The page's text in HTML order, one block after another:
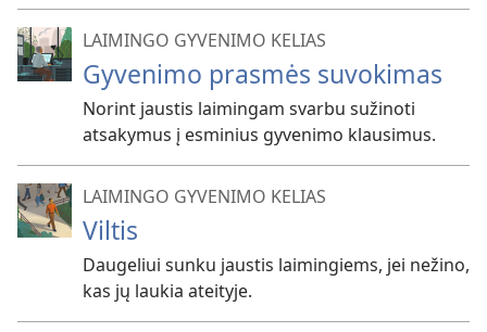
LAIMINGO GYVENIMO KELIAS
Gyvenimo prasmės suvokimas
Norint jaustis laimingam svarbu sužinoti
atsakymus į esminius gyvenimo klausimus.
LAIMINGO GYVENIMO KELIAS
Viltis
Daugeliui sunku jaustis laimingiems, jei nežino,
kas jų laukia ateityje.